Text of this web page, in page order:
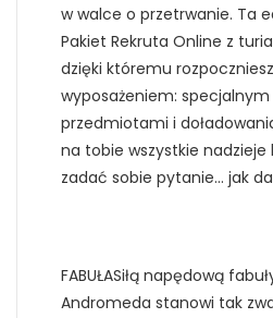
w walce o przetrwanie. Ta
Pakiet Rekruta Online z
dzięki któremu
wyposażeniem:
przedmiotami i
na tobie wszystkie nadzieje
zadać sobie pytanie… jak
FABUŁASiłą napędową
Andromeda stanowi tak